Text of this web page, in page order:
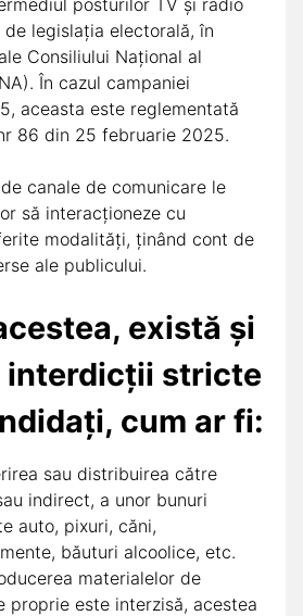
posturilor TV și radio
legislația electorală, în
Consiliului Național al
În cazul campaniei
aceasta este reglementată
86 din 25 februarie 2025.
canale de comunicare le
să interacționeze cu
modalități, ținând cont de
ale publicului.
există și
interdicții stricte
cum ar fi:
sau distribuirea către
indirect, a unor bunuri
auto, pixuri, căni,
băuturi alcoolice, etc.
materialelor de
proprie este interzisă, acestea